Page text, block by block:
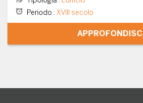
Periodo : XVIII secolo
APPROFONDISCI